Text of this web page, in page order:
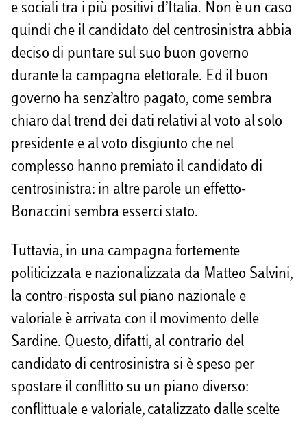
e sociali tra i più positivi d’Italia. Non è un caso
quindi che il candidato del centrosinistra abbia
deciso di puntare sul suo buon governo
durante la campagna elettorale. Ed il buon
governo ha senz’altro pagato, come sembra
chiaro dal trend dei dati relativi al voto al solo
presidente e al voto disgiunto che nel
complesso hanno premiato il candidato di
centrosinistra: in altre parole un effetto-
Bonaccini sembra esserci stato.
Tuttavia, in una campagna fortemente
politicizzata e nazionalizzata da Matteo Salvini,
la contro-risposta sul piano nazionale e
valoriale è arrivata con il movimento delle
Sardine. Questo, difatti, al contrario del
candidato di centrosinistra si è speso per
spostare il conflitto su un piano diverso:
conflittuale e valoriale, catalizzato dalle scelte